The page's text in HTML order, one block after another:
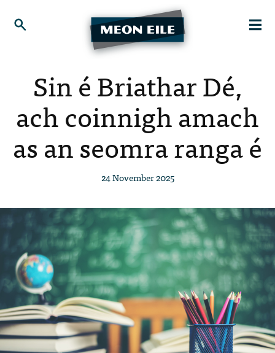
Sin é Briathar Dé,
ach coinnigh amach
as an seomra ranga é
24 November 2025